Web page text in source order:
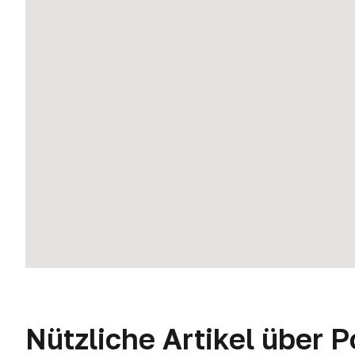
Nützliche Artikel über